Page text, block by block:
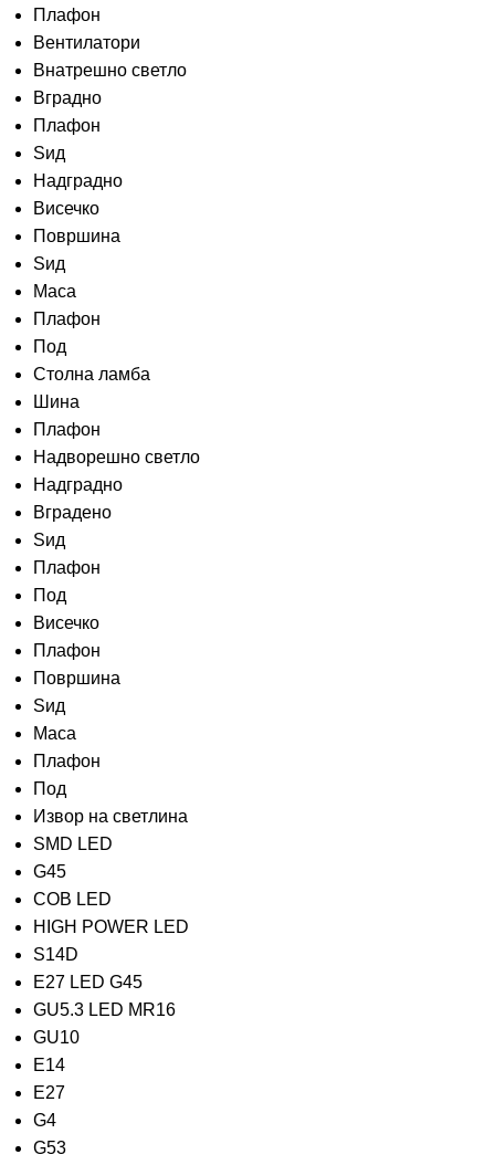
Плафон
Вентилатори
Внатрешно светло
Вградно
Плафон
Ѕид
Надградно
Висечко
Површина
Sид
Маса
Плафон
Под
Столна ламба
Шина
Плафон
Надворешно светло
Надградно
Вградено
Ѕид
Плафон
Под
Висечко
Плафон
Површина
Ѕид
Маса
Плафон
Под
Извор на светлина
SMD LED
G45
COB LED
HIGH POWER LED
S14D
E27 LED G45
GU5.3 LED MR16
GU10
E14
E27
G4
G53